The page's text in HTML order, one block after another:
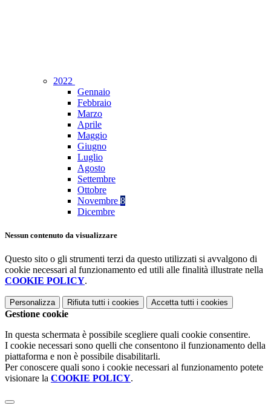
2022
Gennaio
Febbraio
Marzo
Aprile
Maggio
Giugno
Luglio
Agosto
Settembre
Ottobre
Novembre 8
Dicembre
Nessun contenuto da visualizzare
Questo sito o gli strumenti terzi da questo utilizzati si avvalgono di
cookie necessari al funzionamento ed utili alle finalità illustrate nella
COOKIE POLICY.
Personalizza Rifiuta tutti i cookies Accetta tutti i cookies
Gestione cookie
In questa schermata è possibile scegliere quali cookie consentire.
I cookie necessari sono quelli che consentono il funzionamento della
piattaforma e non è possibile disabilitarli.
Per conoscere quali sono i cookie necessari al funzionamento potete
visionare la COOKIE POLICY.